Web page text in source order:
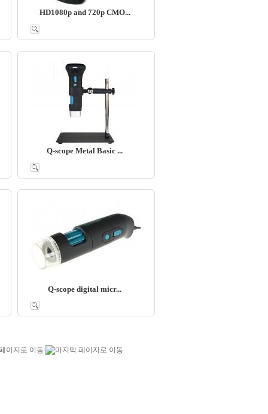
HD1080p and 720p CMO...
Q-scope Metal Basic ...
Q-scope digital micr...